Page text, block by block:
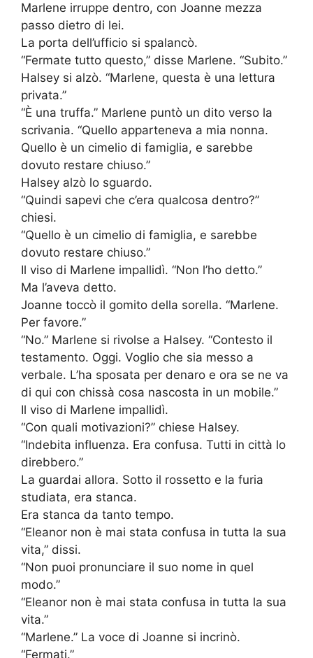
Marlene irruppe dentro, con Joanne mezza
passo dietro di lei.
La porta dell’ufficio si spalancò.
“Fermate tutto questo,” disse Marlene. “Subito.”
Halsey si alzò. “Marlene, questa è una lettura
privata.”
“È una truffa.” Marlene puntò un dito verso la
scrivania. “Quello apparteneva a mia nonna.
Quello è un cimelio di famiglia, e sarebbe
dovuto restare chiuso.”
Halsey alzò lo sguardo.
“Quindi sapevi che c’era qualcosa dentro?”
chiesi.
“Quello è un cimelio di famiglia, e sarebbe
dovuto restare chiuso.”
Il viso di Marlene impallidì. “Non l’ho detto.”
Ma l’aveva detto.
Joanne toccò il gomito della sorella. “Marlene.
Per favore.”
“No.” Marlene si rivolse a Halsey. “Contesto il
testamento. Oggi. Voglio che sia messo a
verbale. L’ha sposata per denaro e ora se ne va
di qui con chissà cosa nascosta in un mobile.”
Il viso di Marlene impallidì.
“Con quali motivazioni?” chiese Halsey.
“Indebita influenza. Era confusa. Tutti in città lo
direbbero.”
La guardai allora. Sotto il rossetto e la furia
studiata, era stanca.
Era stanca da tanto tempo.
“Eleanor non è mai stata confusa in tutta la sua
vita,” dissi.
“Non puoi pronunciare il suo nome in quel
modo.”
“Eleanor non è mai stata confusa in tutta la sua
vita.”
“Marlene.” La voce di Joanne si incrinò.
“Fermati.”